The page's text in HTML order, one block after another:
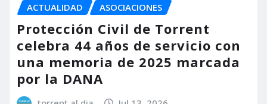
ACTUALIDAD ASOCIACIONES
Protección Civil de Torrent
celebra 44 años de servicio con
una memoria de 2025 marcada
por la DANA